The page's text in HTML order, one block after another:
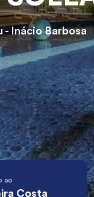
- Inácio Barbosa
ao
Costa